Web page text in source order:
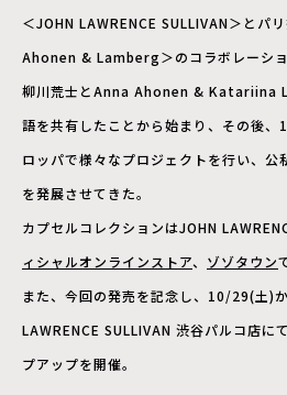
＜JOHN LAWRENCE SULLIVAN＞とパ
Ahonen & Lamberg＞のコラボレーショ
柳川荒士とAnna Ahonen & Katariina
語を共有したことから始まり、その後、
ロッパで様々なプロジェクトを行い、公
を発展させてきた。
カプセルコレクションはJOHN
ィ シャルオンラインストア、 ゾゾタウン
また、今回の発売を記念し、10/29(土)
LAWRENCE SULLIVAN 渋谷パルコ店に
プアップを開催。